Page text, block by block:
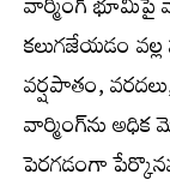
వార్మింగ్ భూమిపై
కలుగజేయడం
వర్షపాతం,
వార్మింగ్‌ను అధిక
పెరగడంగా